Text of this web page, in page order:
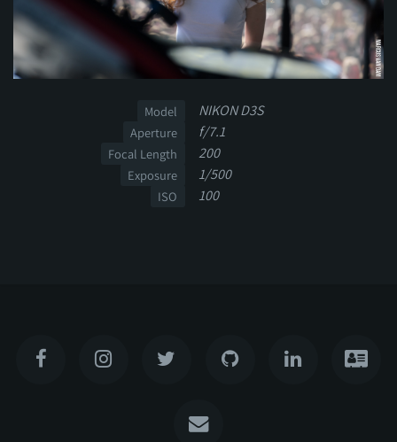
Model NIKON D3S
Aperture f/7.1
Focal Length 200
Exposure 1/500
ISO 100